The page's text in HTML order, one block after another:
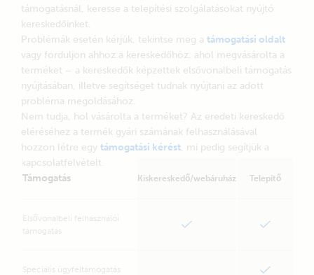
támogatásnál, keresse a telepítési szolgálatásokat nyújtó
kereskedőinket.
Problémák esetén kérjük, tekintse meg a támogatási oldalt
vagy forduljon ahhoz a kereskedőhöz, ahol megvásárolta a
terméket – a kereskedők képzettek elsővonalbeli támogatás
nyújtásában, illetve segítséget tudnak nyújtani az adott
probléma megoldásához.
Nem tudja, hol vásárolta a terméket? Az eredeti kereskedő
eléréséhez a termék gyári számának felhasználásával
hozzon létre egy támogatási kérést, mi pedig segítjük a
kapcsolatfelvételt.
Támogatás
Kiskereskedő/webáruház Telepítő
Elsővonalbeli felhasználói
támogatás
Speciális ügyféltámogatás
Akkumulátorfigyelők &
akkumulátorok
Napelemes töltésvezérlők &
panelek
Helyszíni és távfelügyelet
Tartozékok
Megoldások
Energiatárolás
Tartalék- és szigetüzem
Hajózás
Lakóautók
Hibrid generátorok
Ipari
Energia-hozzáférés
Tanúsítványok
MPPT kalkulátor
Árlista
Szakmai
Kiállítások
Victron Professional
Közösségi fórum
VRM portál